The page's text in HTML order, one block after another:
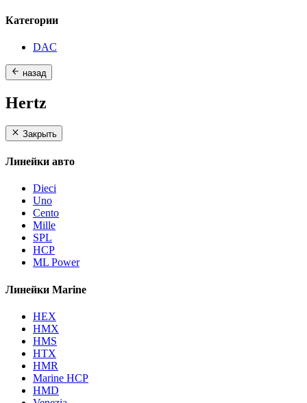
Категории
DAC
назад
Hertz
Закрыть
Линейки авто
Dieci
Uno
Cento
Mille
SPL
HCP
ML Power
Линейки Marine
HEX
HMX
HMS
HTX
HMR
Marine HCP
HMD